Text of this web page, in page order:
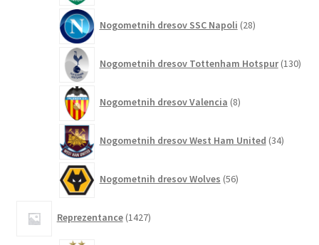
Nogometnih dresov SSC Napoli 28izdelkov
Nogometnih dresov Tottenham Hotspur 130
Nogometnih dresov Valencia 8izdelkov
Nogometnih dresov West Ham United 34izdelkov
Nogometnih dresov Wolves 56izdelkov
Reprezentance 1427izdelkov